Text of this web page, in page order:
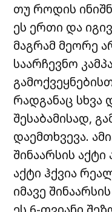
თუ როდის
ეს ერთი და
მაგრამ მეორე
საარჩევნო
რადგანაც სხვა
შესაბამისად,
დაემთხვევა.
შინაარსის აქტი
აქტი ჰქვია
იმავე